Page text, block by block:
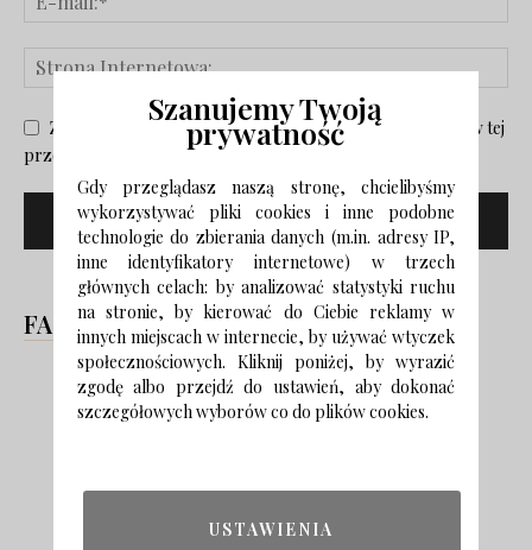
Zapisz moje nazwisko, adres e-mail i stronę internetową w tej
przeglądarce na następny raz, gdy skomentuję.
FACEBOOK
Szanujemy Twoją
prywatność
Gdy przeglądasz naszą stronę, chcielibyśmy
wykorzystywać pliki cookies i inne podobne
technologie do zbierania danych (m.in. adresy IP,
inne identyfikatory internetowe) w trzech
głównych celach: by analizować statystyki ruchu
na stronie, by kierować do Ciebie reklamy w
innych miejscach w internecie, by używać wtyczek
społecznościowych. Kliknij poniżej, by wyrazić
zgodę albo przejdź do ustawień, aby dokonać
szczegółowych wyborów co do plików cookies.
USTAWIENIA